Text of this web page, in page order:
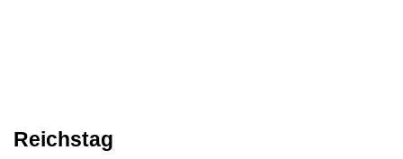
Reichstag